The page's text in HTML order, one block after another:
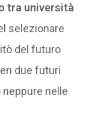
tra università
selezionare
del futuro
due futuri
nelle